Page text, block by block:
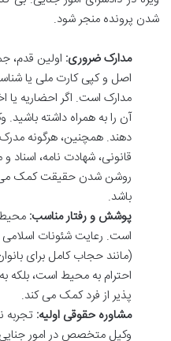
شدن پرونده منجر شود.
مدارک ضروری: اولین قدم،
اصل و کپی کارت ملی یا
مدارک است. اگر احضاریه یا
آن را به همراه داشته باشید.
دهند. همچنین، هرگونه مدرک
قانونی، شهادت نامه، اسناد
روشن شدن حقیقت کمک می
باشد.
پوشش و رفتار مناسب:
است. رعایت شئونات
(مانند حجاب کامل برای
احترام به محیط است،
پذیر از فرد کمک می کند.
مشاوره حقوقی اولیه:
وکیل متخصص در امور